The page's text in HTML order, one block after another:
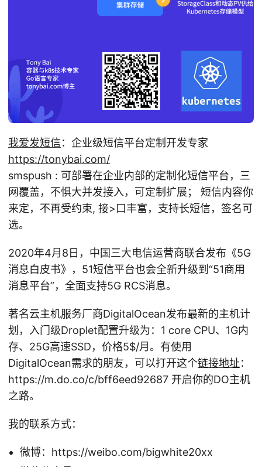
我爱发短信：企业级短信平台定制开发专家
https://tonybai.com/
smspush : 可部署在企业内部的定制化短信平台，三
网覆盖，不惧大并发接入，可定制扩展； 短信内容你
来定，不再受约束, 接>口丰富，支持长短信，签名可
选。
2020年4月8日，中国三大电信运营商联合发布《5G
消息白皮书》，51短信平台也会全新升级到“51商用
消息平台”，全面支持5G RCS消息。
著名云主机服务厂商DigitalOcean发布最新的主机计
划，入门级Droplet配置升级为：1 core CPU、1G内
存、25G高速SSD，价格5$/月。有使用
DigitalOcean需求的朋友，可以打开这个链接地址：
https://m.do.co/c/bff6eed92687 开启你的DO主机
之路。
我的联系方式：
微博：https://weibo.com/bigwhite20xx